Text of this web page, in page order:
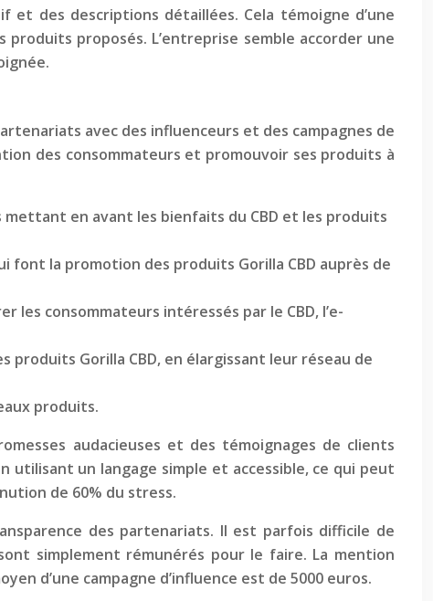
des descriptions détaillées. Cela témoigne d’une
proposés. L’entreprise semble accorder une
avec des influenceurs et des campagnes de
des consommateurs et promouvoir ses produits à
mettant en avant les bienfaits du CBD et les produits
font la promotion des produits Gorilla CBD auprès de
les consommateurs intéressés par le CBD, l’e-
Gorilla CBD, en élargissant leur réseau de
produits.
audacieuses et des témoignages de clients
un langage simple et accessible, ce qui peut
de 60% du stress.
des partenariats. Il est parfois difficile de
simplement rémunérés pour le faire. La mention
d’une campagne d’influence est de 5000 euros.